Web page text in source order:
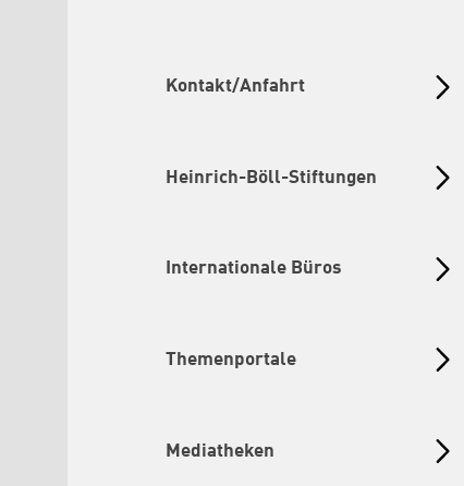
Kontakt/Anfahrt
Heinrich-Böll-Stiftungen
Internationale Büros
Themenportale
Mediatheken